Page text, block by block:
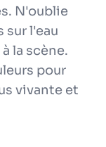
N'oublie
sur l'eau
la scène.
pour
vivante et